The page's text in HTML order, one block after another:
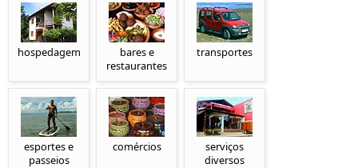
hospedagem
bares e
restaurantes
transportes
esportes e
passeios
comércios
serviços
diversos